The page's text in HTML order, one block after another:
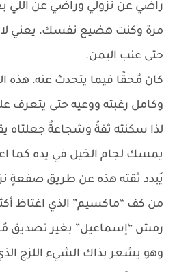
راضي عن نزولي وراضي عن اللي
مرة وكنت هضيع نفسك، يعني لا
حتى عنب اليمن.
كان مُحقًا فيما يتحدث عنه، هذه
وكامل رغبته ووعيه حتى يتعرف
لذا سكنته ثقةٌ وشجاعةٌ جعلتاه
يمسك لجام الخيل في يده كما
يُبدد ثقته هذه عن طريق صفعةٍ
من كف “ماكسيم” الذي اغتاظ
رمش “إسماعيل” بغير تصديق
وهو يشعر بذاك الشيء اللزج